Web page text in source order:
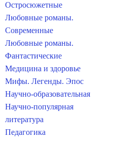
Остросюжетные
Любовные романы.
Современные
Любовные романы.
Фантастические
Медицина и здоровье
Мифы. Легенды. Эпос
Научно-образовательная
Научно-популярная
литература
Педагогика